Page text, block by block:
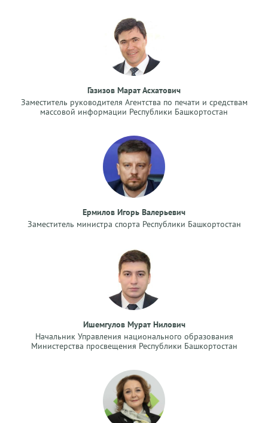
Газизов Марат Асхатович
Заместитель руководителя Агентства по печати и средствам
массовой информации Республики Башкортостан
Ермилов Игорь Валерьевич
Заместитель министра спорта Республики Башкортостан
Ишемгулов Мурат Нилович
Начальник Управления национального образования
Министерства просвещения Республики Башкортостан